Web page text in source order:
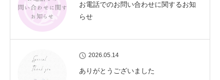
お電話でのお問い合わせに関するお知
らせ
2026.05.14
ありがとうございました